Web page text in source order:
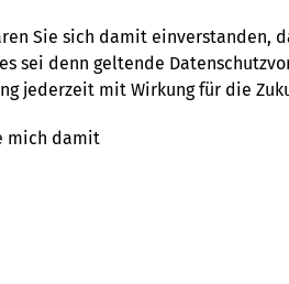
Sie sich damit einverstanden,
sei denn geltende
jederzeit mit Wirkung für die
mich damit